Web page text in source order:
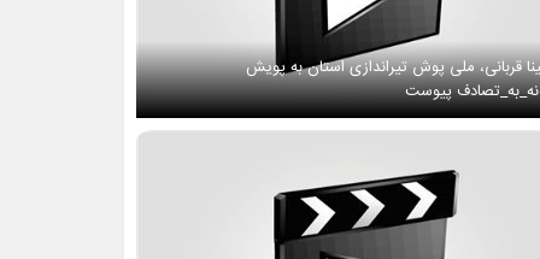
قربانی، ملی پوش تیراندازی استان به پویش
پیوست